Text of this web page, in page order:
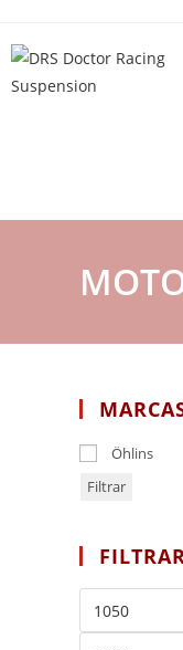
Öhlins
Filtrar